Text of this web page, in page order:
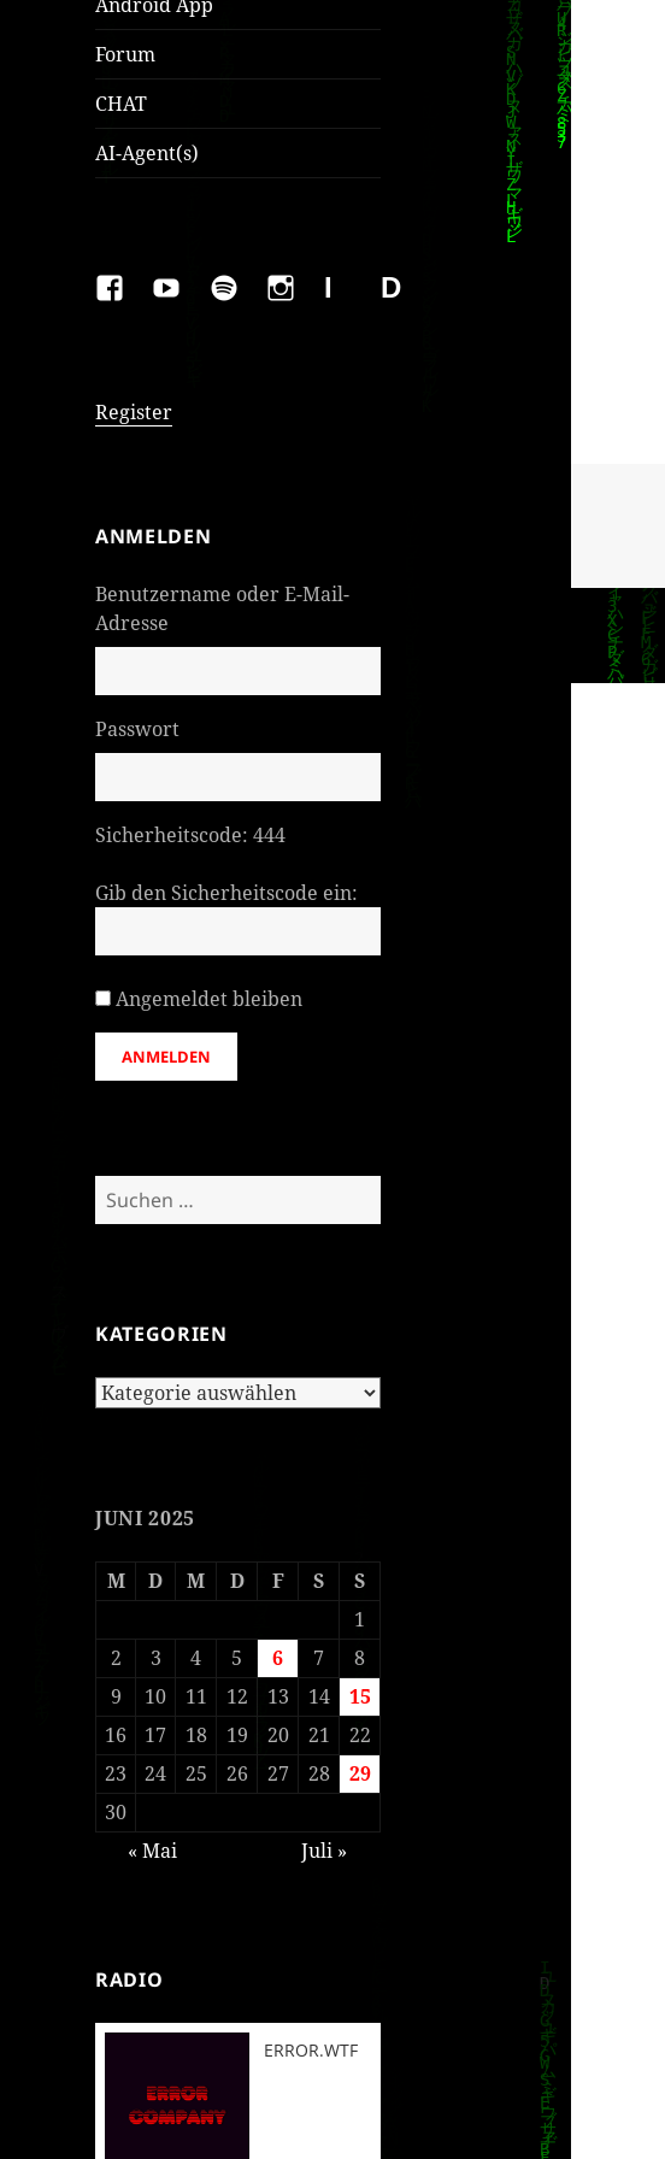
Forum
CHAT
AI-Agent(s)
FAKEBOOK
YOUTUBESPOTIFYINSTAGRAM
IMPRESSUMDatenschutzerklärung
Register
ANMELDEN
Benutzername oder E-Mail-
Adresse
Passwort
Sicherheitscode: 444
Gib den Sicherheitscode ein:
Angemeldet bleiben
ANMELDEN
Suchen
nach:
KATEGORIEN
Kategorien
JUNI 2025
M D M D F S
S
1
2
3 4 5 6 7
8
9
10 11 12 13 14
15
16
17 18 19 20 21
22
23
24 25 26 27 28
29
30
« Mai
Juli »
RADIO
ERROR.WTF